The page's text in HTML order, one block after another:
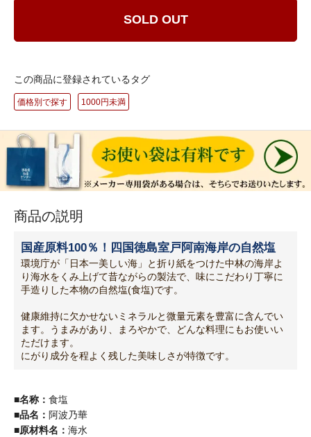
SOLD OUT
この商品に登録されているタグ
価格別で探す 1000円未満
商品の説明
国産原料100％！四国徳島室戸阿南海岸の自然塩
環境庁が「日本一美しい海」と折り紙をつけた中林の海岸よ
り海水をくみ上げて昔ながらの製法で、味にこだわり丁寧に
手造りした本物の自然塩(食塩)です。
健康維持に欠かせないミネラルと微量元素を豊富に含んでい
ます。うまみがあり、まろやかで、どんな料理にもお使いい
ただけます。
にがり成分を程よく残した美味しさが特徴です。
■名称： 食塩
■品名： 阿波乃華
■原材料名： 海水